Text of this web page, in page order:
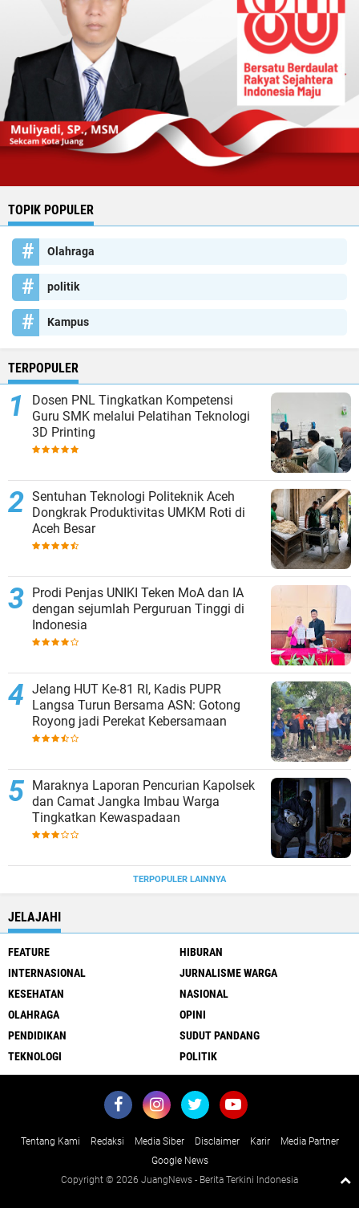
TOPIK POPULER
Olahraga
politik
Kampus
TERPOPULER
Dosen PNL Tingkatkan Kompetensi
Guru SMK melalui Pelatihan Teknologi
3D Printing
Sentuhan Teknologi Politeknik Aceh
Dongkrak Produktivitas UMKM Roti di
Aceh Besar
Prodi Penjas UNIKI Teken MoA dan IA
dengan sejumlah Perguruan Tinggi di
Indonesia
Jelang HUT Ke-81 RI, Kadis PUPR
Langsa Turun Bersama ASN: Gotong
Royong jadi Perekat Kebersamaan
Maraknya Laporan Pencurian Kapolsek
dan Camat Jangka Imbau Warga
Tingkatkan Kewaspadaan
TERPOPULER LAINNYA
JELAJAHI
FEATURE
HIBURAN
INTERNASIONAL
JURNALISME WARGA
KESEHATAN
NASIONAL
OLAHRAGA
OPINI
PENDIDIKAN
SUDUT PANDANG
TEKNOLOGI
POLITIK
Tentang Kami Redaksi Media Siber Disclaimer Karir
Media Partner
Google News
Copyright © 2026 JuangNews - Berita Terkini Indonesia